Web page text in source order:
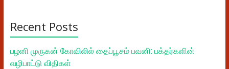
Recent Posts
பழனி முருகன் கோவிலில் தைப்பூசம் பவனி: பக்தர்களின்
வழிபாட்டு விதிகள்